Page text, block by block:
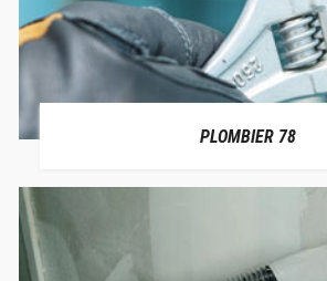
PLOMBIER 78